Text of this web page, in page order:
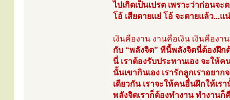
ไปเกิดเป็นเปรต เพราะว่าก่อนจ
โอ้ เสียดายแย่ โอ้ จะตายแล้ว...
เงินคืองาน งานคือเงิน เงินคือง
กับ “พลังจิต” ทีนี้พลังจิตนี่ต้องฝึก
นี่ เราต้องรับประทานเอง จะให้
นั้นเขากินเอง เรารักลูกเราอยา
เดียวกัน เราจะให้คนอื่นฝึกให้เร
พลังจิตเราก็ต้องทำงาน ทำงานก็